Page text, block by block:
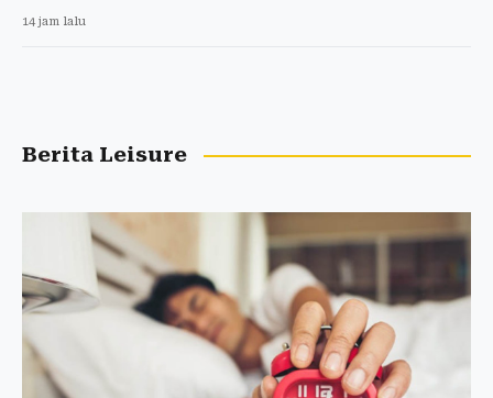
14 jam lalu
Berita Leisure